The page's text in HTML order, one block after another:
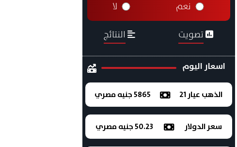
نعم لا
تصويت النتائج
اسعار اليوم
الذهب عيار 21 5865 جنيه مصري
سعر الدولار 50.23 جنيه مصري